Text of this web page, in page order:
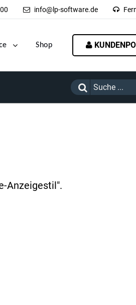
info@lp-software.de
Shop
Anzeigestil".